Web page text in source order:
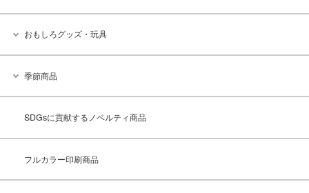
おもしろグッズ・玩具
季節商品
SDGsに貢献するノベルティ商品
フルカラー印刷商品